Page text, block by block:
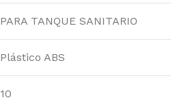
PARA TANQUE SANITARIO
Plástico ABS
10